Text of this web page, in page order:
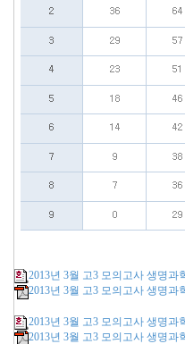
2013년 3월 고3 모의고사 생명과
2013년 3월 고3 모의고사 생명과
2013년 3월 고3 모의고사 생명과
2013년 3월 고3 모의고사 생명과